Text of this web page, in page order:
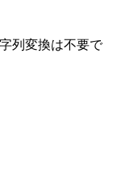
列変換は不要で